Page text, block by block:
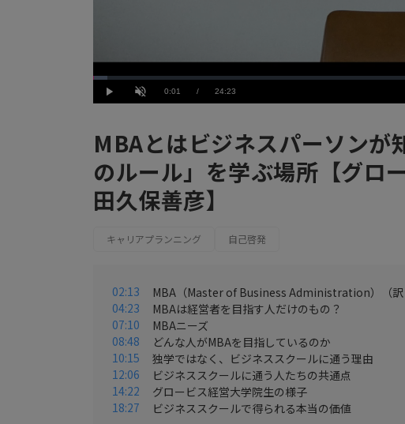
Play UnmuteCurrent
0:01 / Duration
24:23
Loaded:
2.46%
MBAとはビジネスパーソンが
のルール」を学ぶ場所【グロ
田久保善彦】
キャリアプランニング 自己啓発
02:13
MBA（Master of Business Administration）（訳
04:23
MBAは経営者を目指す人だけのもの？
07:10
MBAニーズ
08:48
どんな人がMBAを目指しているのか
10:15
独学ではなく、ビジネススクールに通う理由
12:06
ビジネススクールに通う人たちの共通点
14:22
グロービス経営大学院生の様子
18:27
ビジネススクールで得られる本当の価値